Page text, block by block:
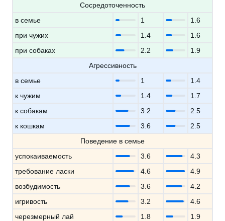
Сосредоточенность
в семье
1
1.6
при чужих
1.4
1.6
при собаках
2.2
1.9
Агрессивность
в семье
1
1.4
к чужим
1.4
1.7
к собакам
3.2
2.5
к кошкам
3.6
2.5
Поведение в семье
успокаиваемость
3.6
4.3
требование ласки
4.6
4.9
возбудимость
3.6
4.2
игривость
3.2
4.6
черезмерный лай
1.8
1.9